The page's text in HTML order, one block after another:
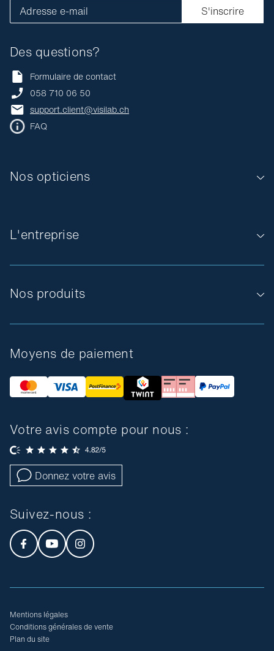
L'entreprise
Nos produits
Nos opticiens
Des questions?
Formulaire de contact
058 710 06 50
support.client@visilab.ch
FAQ
Adresse e-mail S'inscrire
Moyens de paiement
Votre avis compte pour nous :
Donnez votre avis
Suivez-nous :
Mentions légales
Conditions générales de vente
Plan du site